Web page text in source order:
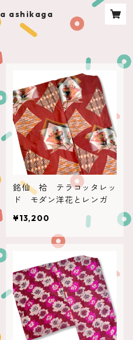
ashikaga
銘仙 袷 テラコッタレッ
ド モダン洋花とレンガ
¥13,200